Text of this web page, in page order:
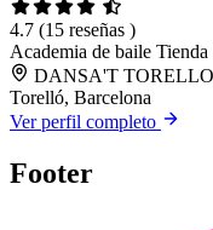
4.7 (15 reseñas )
Academia de baile Tienda
DANSA'T
Torelló, Barcelona
Ver perfil completo
Footer